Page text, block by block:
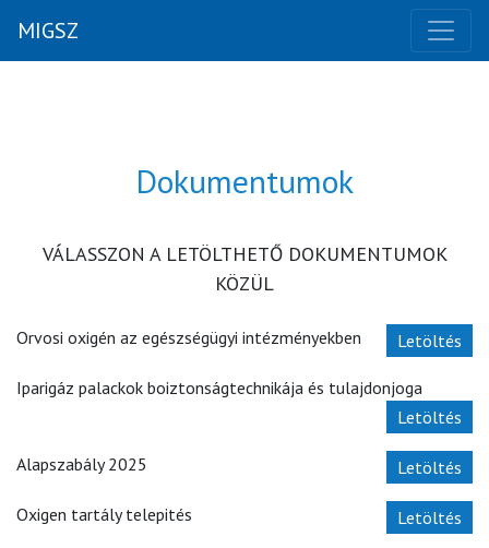
MIGSZ
Dokumentumok
VÁLASSZON A LETÖLTHETŐ DOKUMENTUMOK
KÖZÜL
Orvosi oxigén az egészségügyi intézményekben Letöltés
Iparigáz palackok boiztonságtechnikája és tulajdonjoga
Letöltés
Alapszabály 2025 Letöltés
Oxigen tartály telepités Letöltés